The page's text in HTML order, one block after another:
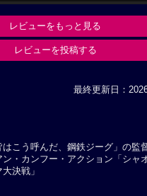
レビューをもっと見る
レビューを投稿する
最終更新日：
はこう呼んだ、鋼鉄ジーグ」の監
ン・カンフー・アクション「シャ
決戦」